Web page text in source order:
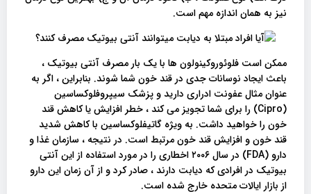
نیز به همان اندازه مهم است.
ممکن است فلوئوروکینولون ها با یک بار مصرف آنتی بیوتیک ،
باعث ایجاد نوسانات جدی در قند خون شما شوند. بنابراین ، اگر به
عنوان مثال عفونت ادراری دارید و پزشک سیپروفلوکساسین
(Cipro) را برای شما تجویز می کند ، خطر افزایش یا کاهش قند
خون را خواهید داشت. به ویژه گاتیفلوکساسین با کاهش شدید
قند خون و افزایش قند خون مرتبط است. در نتیجه ، سازمان غذا و
دارو (FDA) در سال ۲۰۰۶ اخطاری را در مورد استفاده از این آنتی
بیوتیک در افرادی که دیابت دارند ، صادر کرد و از آن زمان این دارو
از بازار ایالات متحده خارج شده است.